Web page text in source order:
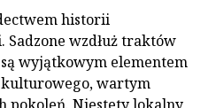
historii
Sadzone wzdłuż traktów
wyjątkowym elementem
wartym
pokoleń. Niestety lokalny